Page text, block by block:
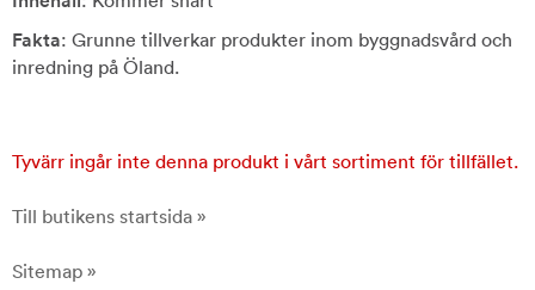
Fakta: Grunne tillverkar produkter inom byggnadsvård och
inredning på Öland.
Tyvärr ingår inte denna produkt i vårt sortiment för tillfället.
Till butikens startsida »
Sitemap »